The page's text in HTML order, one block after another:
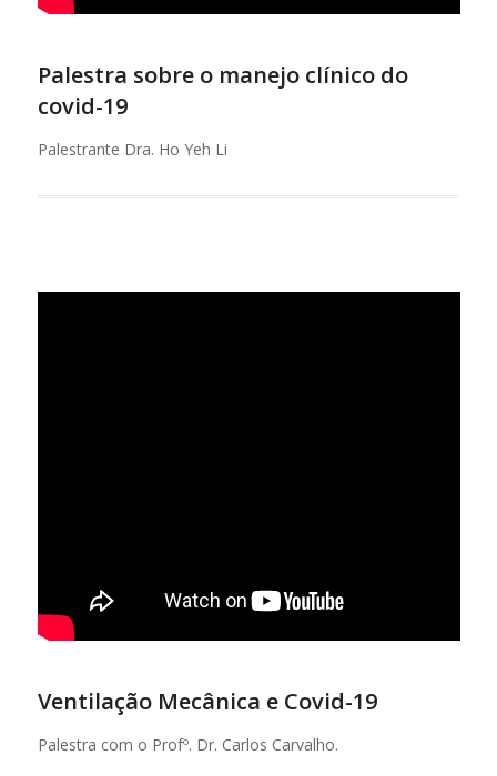
Palestra sobre o manejo clínico do
covid-19
Palestrante Dra. Ho Yeh Li
Ventilação Mecânica e Covid-19
Palestra com o Profº. Dr. Carlos Carvalho.